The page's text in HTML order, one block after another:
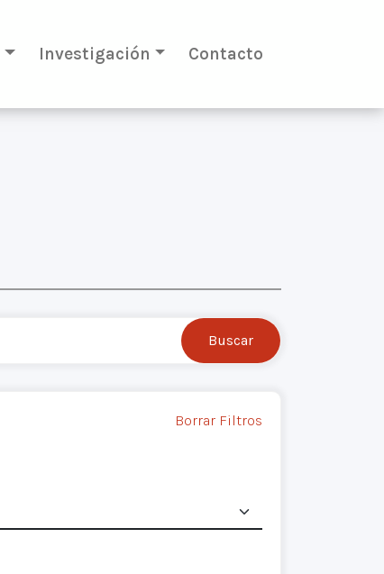
Investigación Contacto
Borrar Filtros